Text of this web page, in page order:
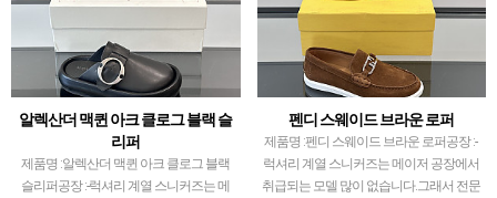
알렉산더 맥퀸 아크 클로그 블랙 슬
리퍼
제품명 :알렉산더 맥퀸 아크 클로그 블랙
슬리퍼공장 :-럭셔리 계열 스니커즈는 메
펜디 스웨이드 브라운 로퍼
제품명 :펜디 스웨이드 브라운 로퍼공장 :-
럭셔리 계열 스니커즈는 메이저 공장에서
취급되는 모델 많이 없습니다.그래서 전문